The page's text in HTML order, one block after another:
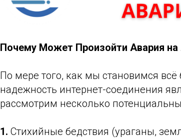
Почему Может Произойти Авария
По мере того, как мы становимся
надежность интернет-соединения
рассмотрим несколько
1. Стихийные бедствия (ураганы,